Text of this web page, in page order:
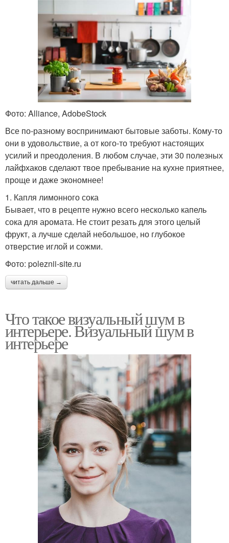
Фото: Alliance, AdobeStock
Все по-разному воспринимают бытовые заботы. Кому-то
они в удовольствие, а от кого-то требуют настоящих
усилий и преодоления. В любом случае, эти 30 полезных
лайфхаков сделают твое пребывание на кухне приятнее,
проще и даже экономнее!
1. Капля лимонного сока
Бывает, что в рецепте нужно всего несколько капель
сока для аромата. Не стоит резать для этого целый
фрукт, а лучше сделай небольшое, но глубокое
отверстие иглой и сожми.
Фото: poleznii-site.ru
читать дальше →
Что такое визуальный шум в
интерьере. Визуальный шум в
интерьере